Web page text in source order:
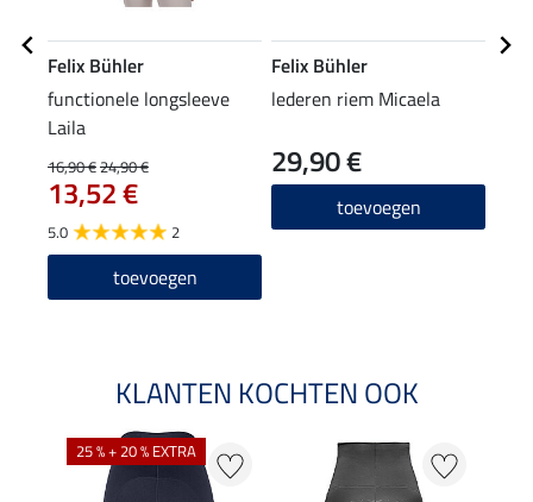
Felix Bühler
functionele longsleeve
Laila
16,90 €24,90 €
13,52 €
5.0 2
toevoegen
Felix Bühler
lederen riem Micaela
29,90 €
toevoegen
KLANTEN KOCHTEN OOK
25 % + 20 % EXTRA